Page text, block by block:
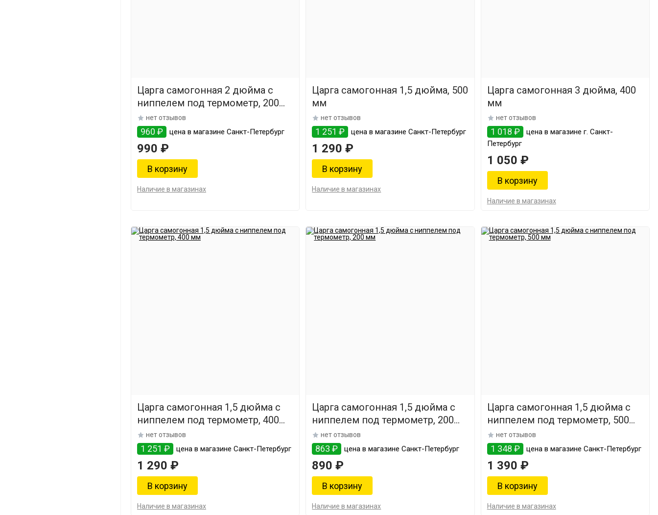
Царга самогонная 2 дюйма с
ниппелем под термометр, 200
ммнет отзывов
960 ₽ цена в магазине Санкт-Петербург
990 ₽
Наличие в магазинах
Царга самогонная 1,5 дюйма, 500
мм
нет отзывов
1 251 ₽ цена в магазине Санкт-Петербург
1 290 ₽
Наличие в магазинах
Царга самогонная 3 дюйма, 400
мм
нет отзывов
1 018 ₽
цена в магазине г. Санкт-
Петербург
1 050 ₽
Наличие в магазинах
Царга самогонная 1,5 дюйма с
ниппелем под термометр, 400
ммнет отзывов
1 251 ₽ цена в магазине Санкт-Петербург
1 290 ₽
Наличие в магазинах
Царга самогонная 1,5 дюйма с
ниппелем под термометр, 200
ммнет отзывов
863 ₽ цена в магазине Санкт-Петербург
890 ₽
Наличие в магазинах
Царга самогонная 1,5 дюйма с
ниппелем под термометр, 500
ммнет отзывов
1 348 ₽ цена в магазине Санкт-Петербург
1 390 ₽
Наличие в магазинах